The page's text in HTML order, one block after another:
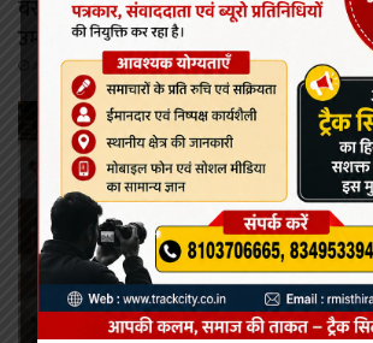
बरसती बूंदों के बीच बिरहोर बस्ती पहुँचे
उम्मीदों की आवाज़।
August 5, 2026